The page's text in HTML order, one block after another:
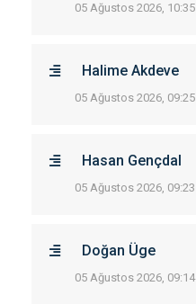
05 Ağustos 2026, 10:35
Halime Akdeve
05 Ağustos 2026, 09:25
Hasan Gençdal
05 Ağustos 2026, 09:23
Doğan Üge
05 Ağustos 2026, 09:14